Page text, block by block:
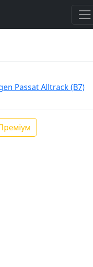
Passat Alltrack (B7)